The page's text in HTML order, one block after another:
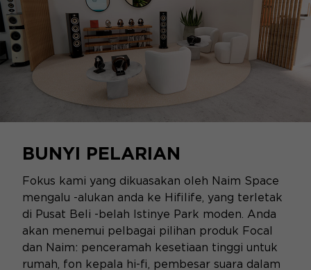
BUNYI PELARIAN
Fokus kami yang dikuasakan oleh Naim Space
mengalu -alukan anda ke Hifilife, yang terletak
di Pusat Beli -belah Istinye Park moden. Anda
akan menemui pelbagai pilihan produk Focal
dan Naim: penceramah kesetiaan tinggi untuk
rumah, fon kepala hi-fi, pembesar suara dalam